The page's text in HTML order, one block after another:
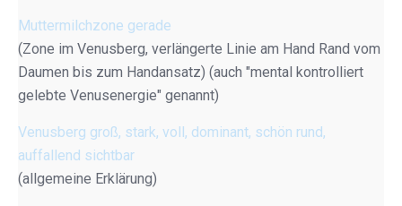
Muttermilchzone gerade
(Zone im Venusberg, verlängerte Linie am Hand Rand vom
Daumen bis zum Handansatz) (auch "mental kontrolliert
gelebte Venusenergie" genannt)
Venusberg groß, stark, voll, dominant, schön rund,
auffallend sichtbar
(allgemeine Erklärung)